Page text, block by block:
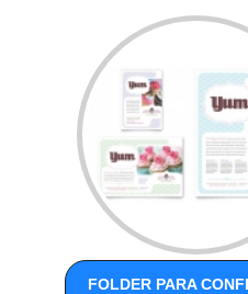
FOLDER PARA